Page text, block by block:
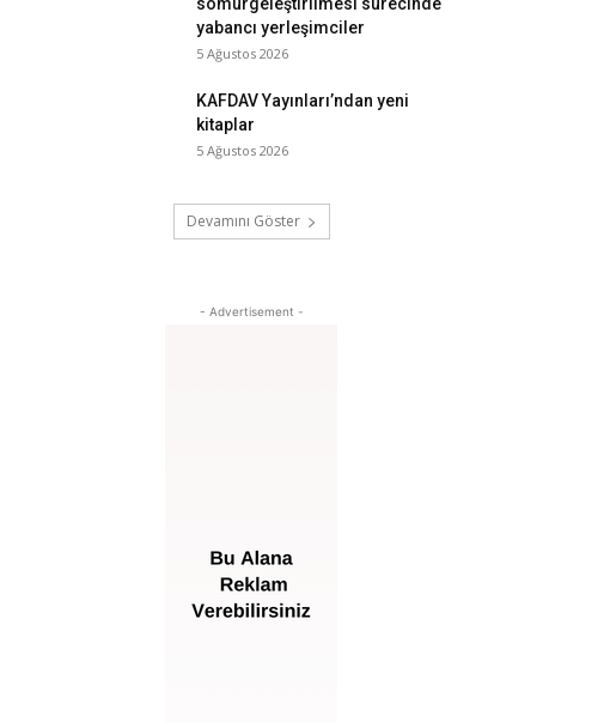
yabancı yerleşimciler
5 Ağustos 2026
KAFDAV Yayınları’ndan yeni
kitaplar
5 Ağustos 2026
Devamını Göster
- Advertisement -